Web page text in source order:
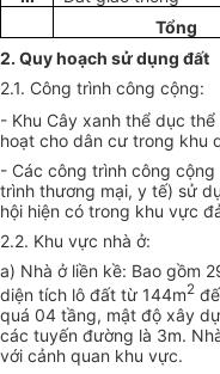
Tổng
2. Quy hoạch sử dụng đất
2.1. Công trình công cộng:
- Khu Cây xanh thể dục
hoạt cho dân cư trong khu
- Các công trình công
trình thương mại, y tế) sử
hội hiện có trong khu vực
2.2. Khu vực nhà ở:
a) Nhà ở liền kề: Bao gồm
diện tích lô đất từ 144m2
quá 04 tầng, mật độ xây
các tuyến đường là 3m.
với cảnh quan khu vực.